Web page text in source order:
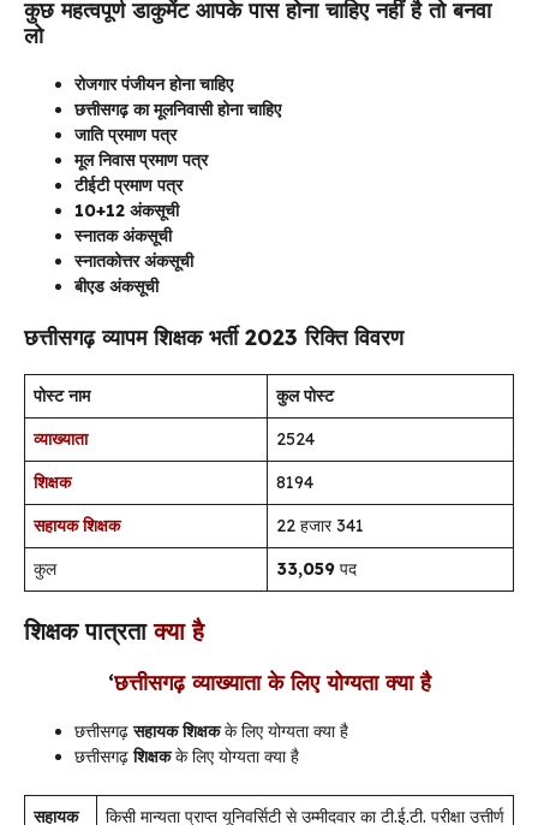
कुछ महत्वपूर्ण डाकुमेंट आपके पास होना चाहिए नहीं है तो बनवा
लो
रोजगार पंजीयन होना चाहिए
छत्तीसगढ़ का मूलनिवासी होना चाहिए
जाति प्रमाण पत्र
मूल निवास प्रमाण पत्र
टीईटी प्रमाण पत्र
10+12 अंकसूची
स्नातक अंकसूची
स्नातकोत्तर अंकसूची
बीएड अंकसूची
छत्तीसगढ़ व्यापम शिक्षक भर्ती 2023 रिक्ति विवरण
पोस्ट नाम
कुल पोस्ट
व्याख्याता
2524
शिक्षक
8194
सहायक शिक्षक
22 हजार 341
कुल
33,059 पद
शिक्षक पात्रता क्या है
‘छत्तीसगढ़ व्याख्याता के लिए योग्यता क्या है
छत्तीसगढ़सहायक शिक्षकके लिए योग्यता क्या है
छत्तीसगढ़शिक्षकके लिए योग्यता क्या है
सहायक
किसी मान्यता प्राप्त यूनिवर्सिटी से उम्मीदवार का टी.ई.टी. परीक्षा उत्तीर्ण